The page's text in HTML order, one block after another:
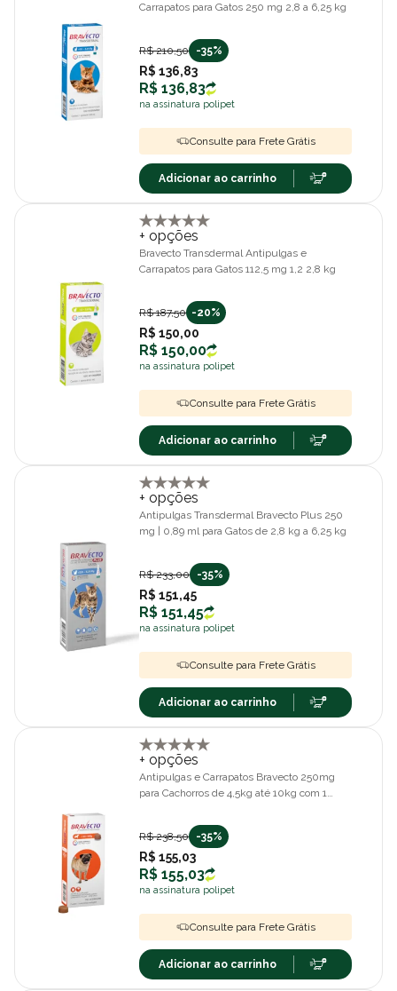
Carrapatos para Gatos 250 mg 2,8 a 6,25 kg
R$ 210,50 -35%
R$ 136,83
R$ 136,83
na assinatura polipet
Consulte para Frete Grátis
Adicionar ao carrinho
+ opções
Bravecto Transdermal Antipulgas e
Carrapatos para Gatos 112,5 mg 1,2 2,8 kg
R$ 187,50 -20%
R$ 150,00
R$ 150,00
na assinatura polipet
Consulte para Frete Grátis
Adicionar ao carrinho
+ opções
Antipulgas Transdermal Bravecto Plus 250
mg | 0,89 ml para Gatos de 2,8 kg a 6,25 kg
R$ 233,00 -35%
R$ 151,45
R$ 151,45
na assinatura polipet
Consulte para Frete Grátis
Adicionar ao carrinho
+ opções
Antipulgas e Carrapatos Bravecto 250mg
para Cachorros de 4,5kg até 10kg com 1
R$ 238,50 -35%
R$ 155,03
R$ 155,03
na assinatura polipet
Consulte para Frete Grátis
Adicionar ao carrinho